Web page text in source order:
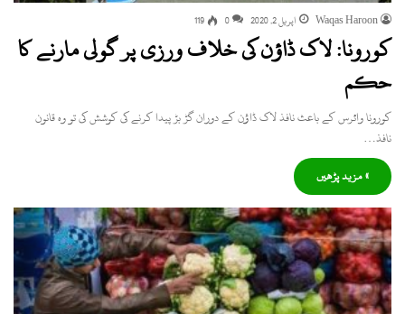
Waqas Haroon اپریل 2, 2020 0
119
کورونا: لاک ڈاؤن کی خلاف ورزی پر گولی مارنے کا
حکم
کورونا وائرس کے باعث نافذ لاک ڈاؤن کے دوران گڑ بڑ پیدا کرنے کی کوشش کی تو وہ قانون
نافذ…
» مزید پڑھیں